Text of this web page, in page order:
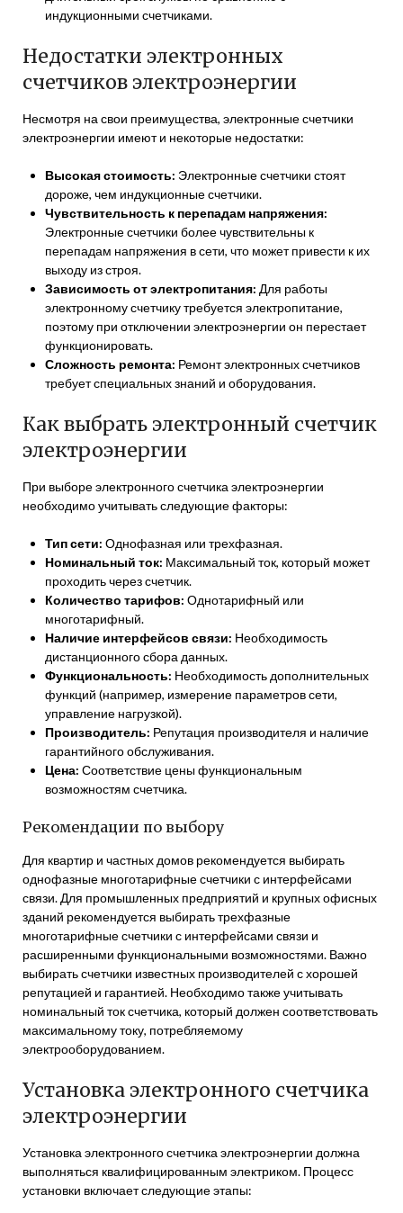
индукционными счетчиками.
Недостатки электронных
счетчиков электроэнергии
Несмотря на свои преимущества, электронные счетчики
электроэнергии имеют и некоторые недостатки:
Высокая стоимость: Электронные счетчики стоят
дороже, чем индукционные счетчики.
Чувствительность к перепадам напряжения:
Электронные счетчики более чувствительны к
перепадам напряжения в сети, что может привести к их
выходу из строя.
Зависимость от электропитания: Для работы
электронному счетчику требуется электропитание,
поэтому при отключении электроэнергии он перестает
функционировать.
Сложность ремонта: Ремонт электронных счетчиков
требует специальных знаний и оборудования.
Как выбрать электронный счетчик
электроэнергии
При выборе электронного счетчика электроэнергии
необходимо учитывать следующие факторы:
Тип сети: Однофазная или трехфазная.
Номинальный ток: Максимальный ток, который может
проходить через счетчик.
Количество тарифов: Однотарифный или
многотарифный.
Наличие интерфейсов связи: Необходимость
дистанционного сбора данных.
Функциональность: Необходимость дополнительных
функций (например, измерение параметров сети,
управление нагрузкой).
Производитель: Репутация производителя и наличие
гарантийного обслуживания.
Цена: Соответствие цены функциональным
возможностям счетчика.
Рекомендации по выбору
Для квартир и частных домов рекомендуется выбирать
однофазные многотарифные счетчики с интерфейсами
связи. Для промышленных предприятий и крупных офисных
зданий рекомендуется выбирать трехфазные
многотарифные счетчики с интерфейсами связи и
расширенными функциональными возможностями. Важно
выбирать счетчики известных производителей с хорошей
репутацией и гарантией. Необходимо также учитывать
номинальный ток счетчика, который должен соответствовать
максимальному току, потребляемому
электрооборудованием.
Установка электронного счетчика
электроэнергии
Установка электронного счетчика электроэнергии должна
выполняться квалифицированным электриком. Процесс
установки включает следующие этапы: